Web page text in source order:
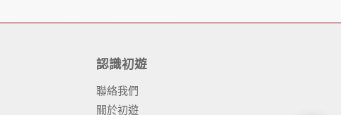
認識初遊
聯絡我們
關於初遊